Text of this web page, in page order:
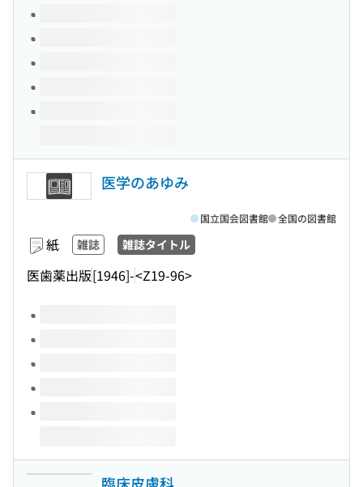
このタイトルの巻号
医学のあゆみ
紙 雑誌 雑誌タイトル
医歯薬出版[1946]-<Z19-96>
国立国会図書館 全国の図書館
このタイトルの巻号